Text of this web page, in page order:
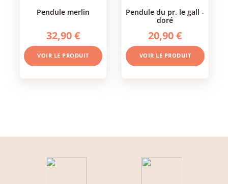
pendule merlin
32,90 €
VOIR LE PRODUIT
pendule du pr. le gall -
doré
20,90 €
VOIR LE PRODUIT